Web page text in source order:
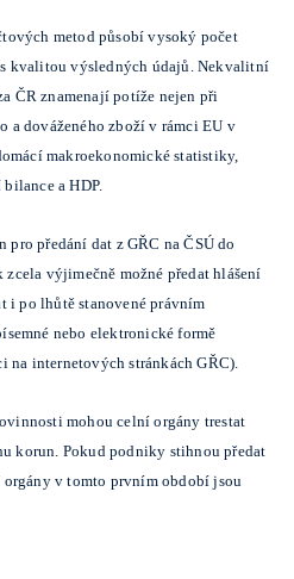
metod působí vysoký počet
kvalitou výsledných údajů. Nekvalitní
ČR znamenají potíže nejen při
a dováženého zboží v rámci EU v
makroekonomické statistiky,
a HDP.
předání dat z GŘC na ČSÚ do
výjimečně možné předat hlášení
i po lhůtě stanovené právním
nebo elektronické formě
na internetových stránkách GŘC).
mohou celní orgány trestat
korun. Pokud podniky stihnou předat
v tomto prvním období jsou